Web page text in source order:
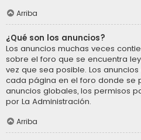
Arriba
¿Qué son los anuncios?
Los anuncios muchas veces
sobre el foro que se encuentra
vez que sea posible. Los
cada página en el foro donde se
anuncios globales, los permisos
por La Administración.
Arriba